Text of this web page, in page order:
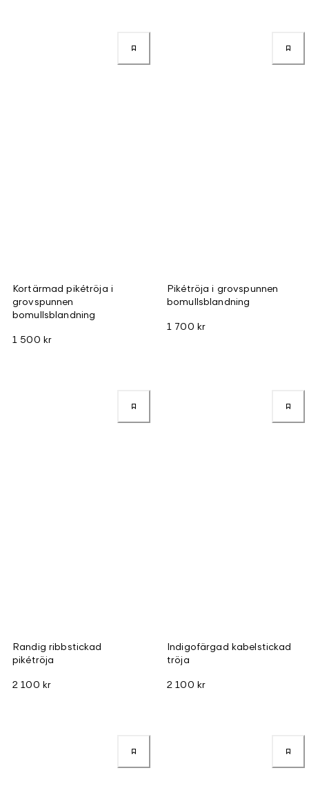
Kortärmad pikétröja i
grovspunnen
bomullsblandning
1 500 kr
Pikétröja i grovspunnen
bomullsblandning
1 700 kr
Randig ribbstickad
pikétröja
2 100 kr
Indigofärgad kabelstickad
tröja
2 100 kr